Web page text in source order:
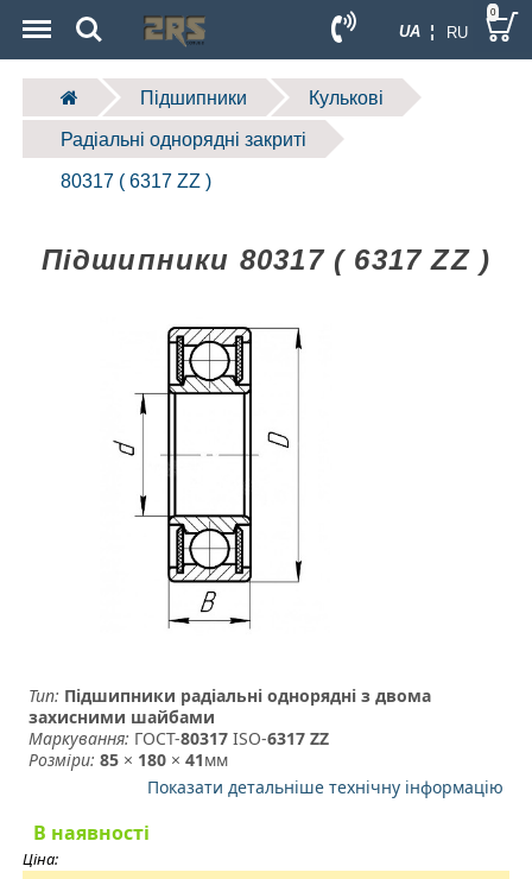
UA ¦ RU
Search 0
Підшипники Кулькові
Радіальні однорядні закриті
80317 ( 6317 ZZ )
Підшипники 80317 ( 6317 ZZ )
Тип: Підшипники радіальні однорядні з двома
захисними шайбами
Маркування: ГОСТ-80317 ­ ISO-6317 ZZ
Розміри: 85 × 180 ×41мм
Показати детальніше технічну інформацію
В наявності
Ціна: